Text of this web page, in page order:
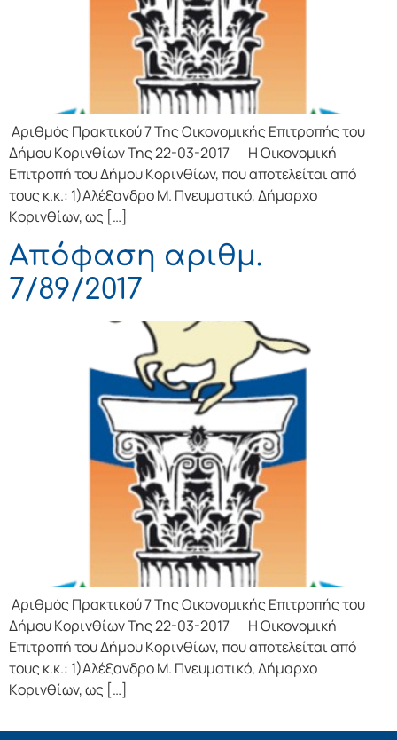
Αριθμός Πρακτικού 7 Της Οικονομικής Επιτρoπής τoυ
Δήμoυ Κoριvθίωv Της 22-03-2017 Η Οικονομική
Επιτρoπή τoυ Δήμoυ Κoριvθίωv, πoυ απoτελείται από
τoυς κ.κ.: 1)Αλέξανδρο Μ. Πνευματικό, Δήμαρχo
Κoριvθίωv, ως […]
Απόφαση αριθμ.
7/89/2017
Αριθμός Πρακτικού 7 Της Οικονομικής Επιτρoπής τoυ
Δήμoυ Κoριvθίωv Της 22-03-2017 Η Οικονομική
Επιτρoπή τoυ Δήμoυ Κoριvθίωv, πoυ απoτελείται από
τoυς κ.κ.: 1)Αλέξανδρο Μ. Πνευματικό, Δήμαρχo
Κoριvθίωv, ως […]